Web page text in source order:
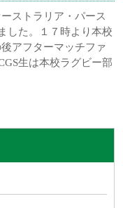
ストラリア・パース
した。１７時より本校
アフターマッチファ
生は本校ラグビー部